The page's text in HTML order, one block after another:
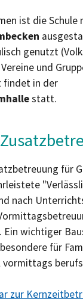
ist die Schule
genutzt
und
findet in der
statt.
für
nach
Ein wichtiger
für
vormittags
zur